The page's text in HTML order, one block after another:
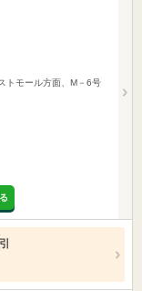
トモール方面、M－6号